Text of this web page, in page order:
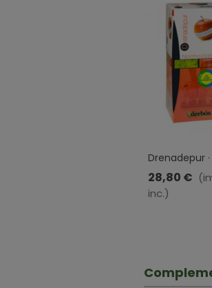
Drenadepur
Ml
28,80 €
inc.)